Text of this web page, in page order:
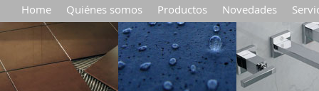
Home Quiénes somos Productos Novedades